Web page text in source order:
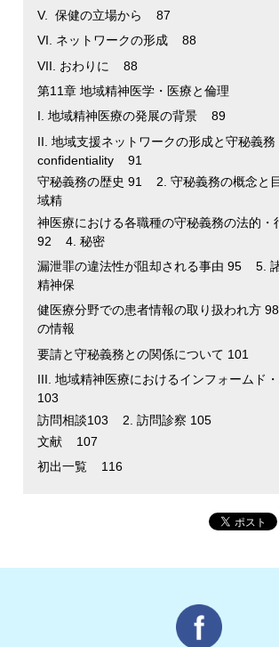
V. 保健の立場から 87
VI. ネットワークの形成 88
VII. おわりに 88
第11章 地域精神医学・医療と倫理
I. 地域精神医療の発展の背景 89
II. 地域支援ネットワークの形成と守秘義務
confidentiality 91
守秘義務の歴史 91 2. 守秘義務の概念
域精
神医療における各職種の守秘義務の法的・
92 4. 秘密
漏泄罪の違法性が阻却される事由 95 5.
精神保
健医療分野での患者情報の取り扱われ方
の情報
要請と守秘義務との関係について 101
III. 地域精神医療におけるインフォームド
103
訪問相談103 2. 訪問診察 105
文献 107
初出一覧 116